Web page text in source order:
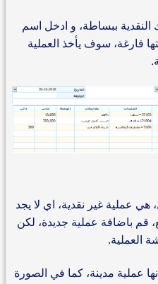
النقدية ببساطة، و ادخل اسم
فارغة، سوف يأخذ العملية
هي عملية غير نقدية، اي لا يجد
قم باضافة عملية جديدة، لكن
العملية.
عملية مدينة، كما في الصورة